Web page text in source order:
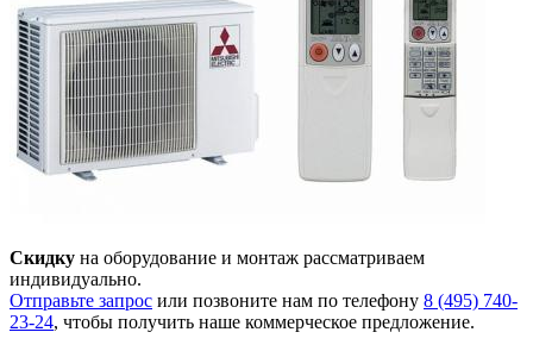
Скидку на оборудование и монтаж рассматриваем
индивидуально.
Отправьте запрос или позвоните нам по телефону 8 (495) 740-
23-24, чтобы получить наше коммерческое предложение.